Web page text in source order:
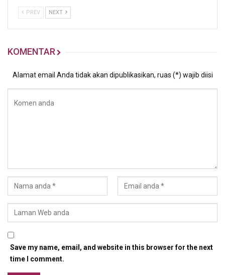
PREV NEXT
KOMENTAR
Alamat email Anda tidak akan dipublikasikan, ruas (*) wajib diisi
Save my name, email, and website in this browser for the next
time I comment.